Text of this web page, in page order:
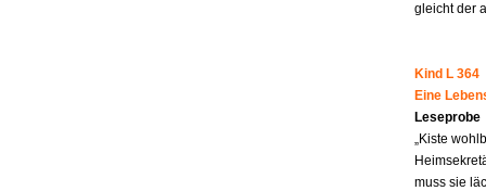
gleicht der
Kind L 364
Eine
Leseprobe
„Kiste
muss sie